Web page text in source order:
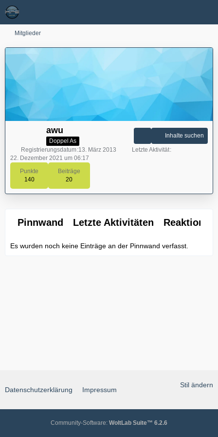
Mitglieder
awu
Doppel As
Punkte
140
Beiträge
20
Inhalte suchen
Registrierungsdatum 13. März 2013
Letzte Aktivität
22. Dezember 2021 um 06:17
Pinnwand Letzte Aktivitäten Reaktionen
Es wurden noch keine Einträge an der Pinnwand verfasst.
Stil ändern
Datenschutzerklärung Impressum
Community-Software: WoltLab Suite™ 6.2.6